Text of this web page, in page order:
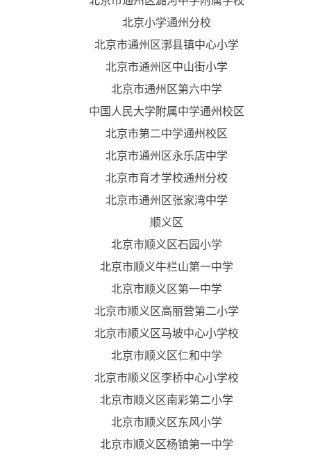
北京小学通州分校
北京市通州区漷县镇中心小学
北京市通州区中山街小学
北京市通州区第六中学
中国人民大学附属中学通州校区
北京市第二中学通州校区
北京市通州区永乐店中学
北京市育才学校通州分校
北京市通州区张家湾中学
顺义区
北京市顺义区石园小学
北京市顺义牛栏山第一中学
北京市顺义区第一中学
北京市顺义区高丽营第二小学
北京市顺义区马坡中心小学校
北京市顺义区仁和中学
北京市顺义区李桥中心小学校
北京市顺义区南彩第二小学
北京市顺义区东风小学
北京市顺义区杨镇第一中学